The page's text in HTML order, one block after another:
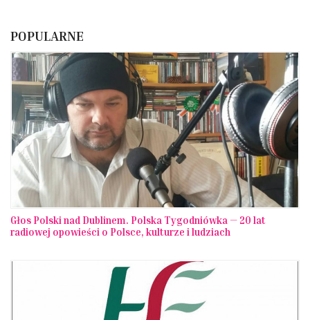
POPULARNE
Głos Polski nad Dublinem. Polska Tygodniówka — 20 lat
radiowej opowieści o Polsce, kulturze i ludziach